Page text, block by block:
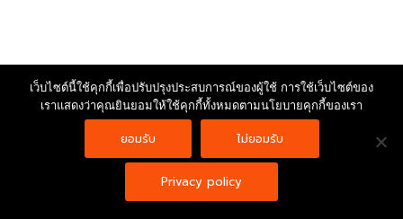
Copyright © 2026 | Powered by Astra WordPress Theme
เว็บไซต์นี้ใช้คุกกี้เพื่อปรับปรุงประสบการณ์ของผู้ใช้ การใช้เว็บไซต์ของ
เราแสดงว่าคุณยินยอมให้ใช้คุกกี้ทั้งหมดตามนโยบายคุกกี้ของเรา
ยอมรับ ไม่ยอมรับ
Privacy policy